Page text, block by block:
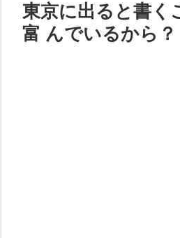
東京に出ると書く
富 んでいるから？